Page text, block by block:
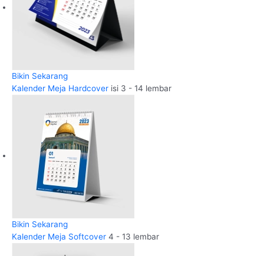
Bikin Sekarang
Kalender Meja Hardcover isi 3 - 14 lembar
Bikin Sekarang
Kalender Meja Softcover 4 - 13 lembar